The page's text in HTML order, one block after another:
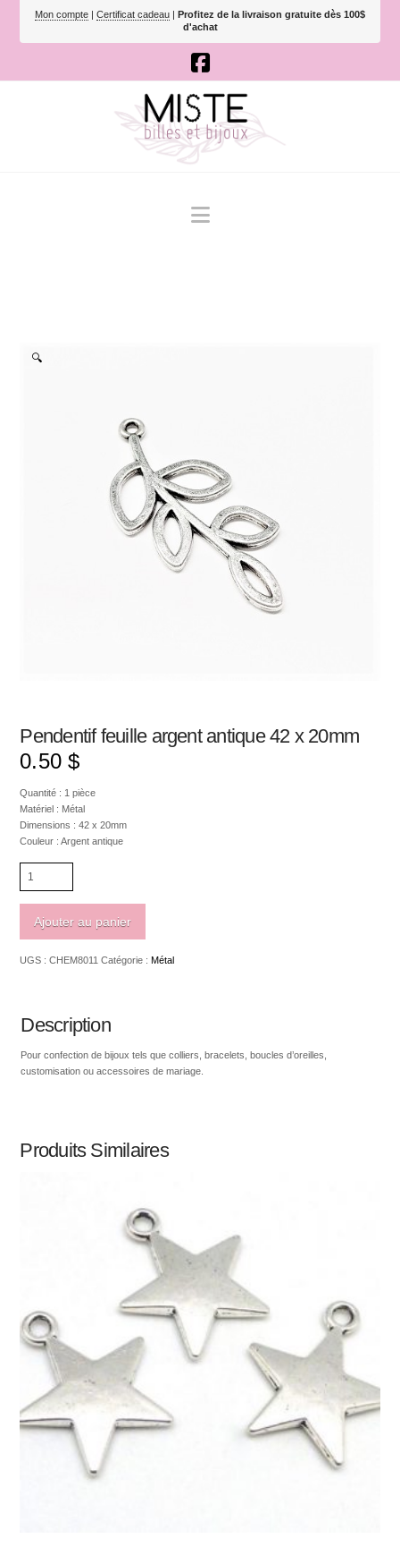
Mon compte | Certificat cadeau | Profitez de la livraison gratuite dès 100$
d'achat
Navigation
🔍
Pendentif feuille argent antique 42 x 20mm
0.50 $
Quantité : 1 pièce
Matériel : Métal
Dimensions : 42 x 20mm
Couleur : Argent antique
Pendentif
feuille
42
Ajouter au panier
UGS :CHEM8011 Catégorie :Métal
Description
Pour confection de bijoux tels que colliers, bracelets, boucles d’oreilles,
customisation ou accessoires de mariage.
Produits Similaires